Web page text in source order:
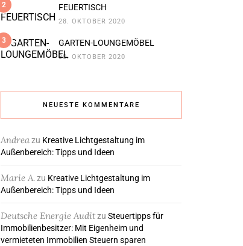
2 FEUERTISCH
28. OKTOBER 2020
3 GARTEN-LOUNGEMÖBEL
30. OKTOBER 2020
NEUESTE KOMMENTARE
Andreazu Kreative Lichtgestaltung im
Außenbereich: Tipps und Ideen
Marie A.zu Kreative Lichtgestaltung im
Außenbereich: Tipps und Ideen
Deutsche Energie Auditzu Steuertipps für
Immobilienbesitzer: Mit Eigenheim und
vermieteten Immobilien Steuern sparen